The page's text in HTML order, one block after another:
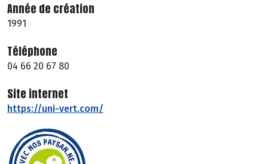
Année de création
1991
Téléphone
04 66 20 67 80
Site internet
https://uni-vert.com/